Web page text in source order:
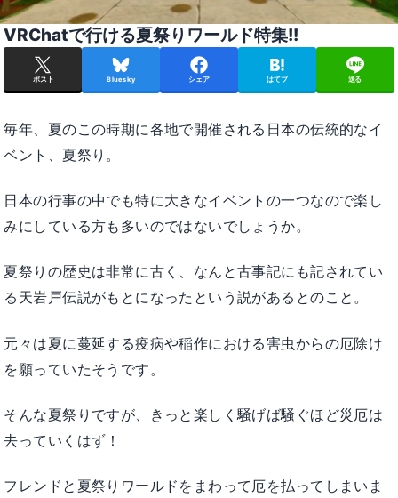
VRChatで行ける夏祭りワールド特集!!
ポスト Bluesky シェア はてブ 送る
毎年、夏のこの時期に各地で開催される日本の伝統的なイ
ベント、夏祭り。
日本の行事の中でも特に大きなイベントの一つなので楽し
みにしている方も多いのではないでしょうか。
夏祭りの歴史は非常に古く、なんと古事記にも記されてい
る天岩戸伝説がもとになったという説があるとのこと。
元々は夏に蔓延する疫病や稲作における害虫からの厄除け
を願っていたそうです。
そんな夏祭りですが、きっと楽しく騒げば騒ぐほど災厄は
去っていくはず！
フレンドと夏祭りワールドをまわって厄を払ってしまいま